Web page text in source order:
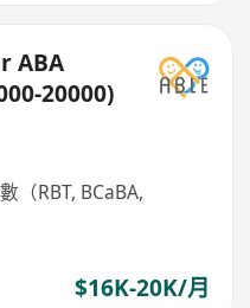
ABA
20000)
（RBT, BCaBA,
$16K-20K/月